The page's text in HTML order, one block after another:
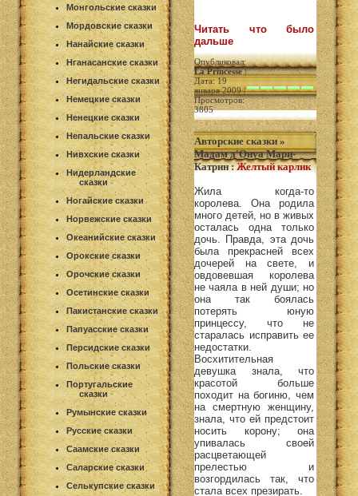
Монгольские сказки
Мордовские сказки
Нанайские сказки
Нганасанские сказки
Негидальские сказки
Немецкие сказки
Ненецкие сказки
Непальские сказки
Нивхские сказки
Нидерландские
сказки
Ногайские сказки
Норвежские сказки
Океанийские сказки
Орокские сказки
Орочские сказки
Осетинские сказки
Пакистанские сказки
Папуасские сказки
Персидские сказки
Польские сказки
Португальские
сказки
Румынские сказки
Русские сказки
Саамские сказки
Саларские сказки
Селькупские сказки
Читать что было
дальше
Опубликовал:
La Princesse|
Дата: 19
января 2009 |
Просмотров:
3805
Авторские сказки »
Мадам д'Онуа Мари-
Катрин:Желтый карлик
Жила когда-то
королева. Она родила
много детей, но в живых
осталась одна только
дочь. Правда, эта дочь
была прекрасней всех
дочерей на свете, и
овдовевшая королева
не чаяла в ней души; но
она так боялась
потерять юную
принцессу, что не
старалась исправить ее
недостатки.
Восхитительная
девушка знала, что
красотой больше
походит на богиню, чем
на смертную женщину,
знала, что ей предстоит
носить корону; она
упивалась своей
расцветающей
прелестью и
возгордилась так, что
стала всех презирать.